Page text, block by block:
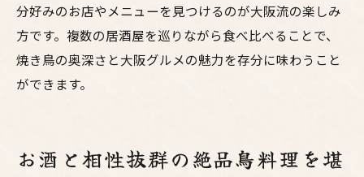
分好みのお店やメニューを見つけるのが大阪流の楽しみ
方です。複数の居酒屋を巡りながら食べ比べることで、
焼き鳥の奥深さと大阪グルメの魅力を存分に味わうこと
ができます。
お酒と相性抜群の絶品鳥料理を堪